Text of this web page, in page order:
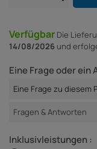
Verfügbar Die
14/08/2026 und
Eine Frage oder ein
Eine Frage zu diesem
Fragen & Antworten
Inklusivleistungen :